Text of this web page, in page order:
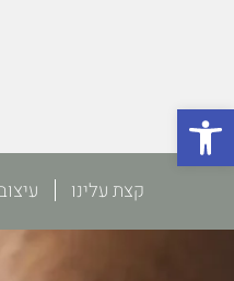
פתח סרגל נגישות
קצת עלינו